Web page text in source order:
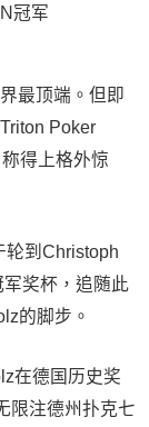
最顶端。但即
Poker
得上格外惊
轮到Christoph
奖杯，追随此
的脚步。
在德国历史奖
限注德州扑克七